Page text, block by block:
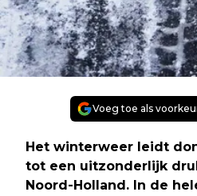
Voeg toe als
Het winterweer leidt
tot een uitzonderlijk
Noord-Holland. In de